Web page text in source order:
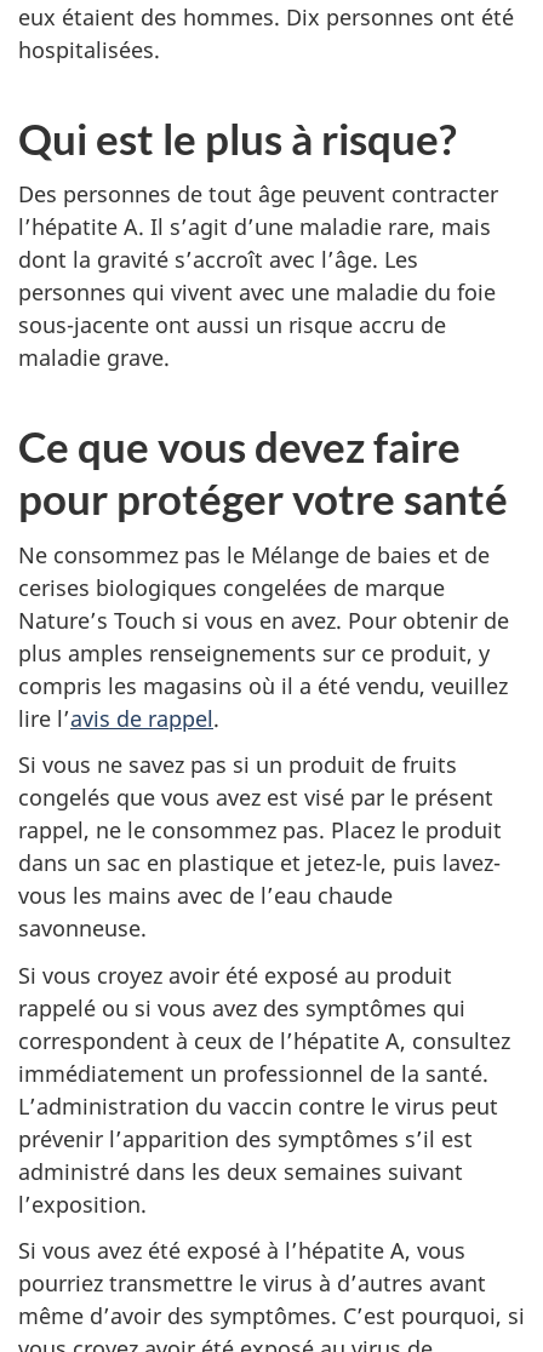
eux étaient des hommes. Dix personnes ont été
hospitalisées.
Qui est le plus à risque?
Des personnes de tout âge peuvent contracter
l’hépatite A. Il s’agit d’une maladie rare, mais
dont la gravité s’accroît avec l’âge. Les
personnes qui vivent avec une maladie du foie
sous-jacente ont aussi un risque accru de
maladie grave.
Ce que vous devez faire
pour protéger votre santé
Ne consommez pas le Mélange de baies et de
cerises biologiques congelées de marque
Nature’s Touch si vous en avez. Pour obtenir de
plus amples renseignements sur ce produit, y
compris les magasins où il a été vendu, veuillez
lire l’avis de rappel.
Si vous ne savez pas si un produit de fruits
congelés que vous avez est visé par le présent
rappel, ne le consommez pas. Placez le produit
dans un sac en plastique et jetez-le, puis lavez-
vous les mains avec de l’eau chaude
savonneuse.
Si vous croyez avoir été exposé au produit
rappelé ou si vous avez des symptômes qui
correspondent à ceux de l’hépatite A, consultez
immédiatement un professionnel de la santé.
L’administration du vaccin contre le virus peut
prévenir l’apparition des symptômes s’il est
administré dans les deux semaines suivant
l’exposition.
Si vous avez été exposé à l’hépatite A, vous
pourriez transmettre le virus à d’autres avant
même d’avoir des symptômes. C’est pourquoi, si